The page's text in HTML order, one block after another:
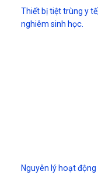
Thiết bị tiệt trùng y
nghiêm sinh học.
Nguyên lý hoạt động